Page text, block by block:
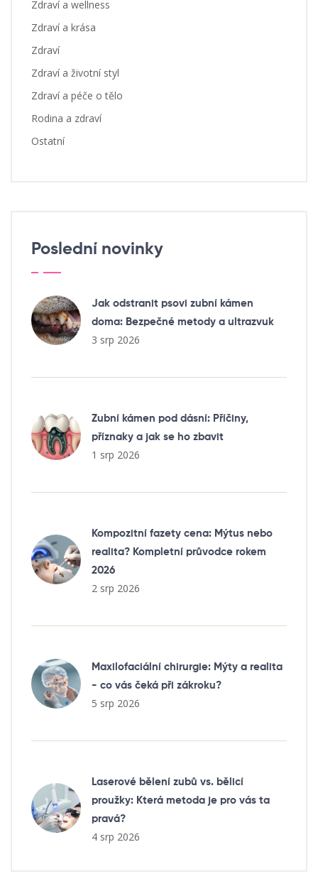
Zdraví a wellness
Zdraví a krása
Zdraví
Zdraví a životní styl
Zdraví a péče o tělo
Rodina a zdraví
Ostatní
Poslední novinky
Jak odstranit psovi zubní kámen
doma: Bezpečné metody a ultrazvuk
3 srp 2026
Zubní kámen pod dásní: Příčiny,
příznaky a jak se ho zbavit
1 srp 2026
Kompozitní fazety cena: Mýtus nebo
realita? Kompletní průvodce rokem
2026
2 srp 2026
Maxilofaciální chirurgie: Mýty a realita
- co vás čeká při zákroku?
5 srp 2026
Laserové bělení zubů vs. bělicí
proužky: Která metoda je pro vás ta
pravá?
4 srp 2026